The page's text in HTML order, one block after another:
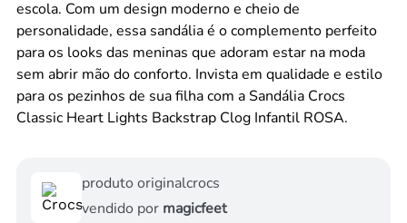
escola. Com um design moderno e cheio de
personalidade, essa sandália é o complemento perfeito
para os looks das meninas que adoram estar na moda
sem abrir mão do conforto. Invista em qualidade e estilo
para os pezinhos de sua filha com a Sandália Crocs
Classic Heart Lights Backstrap Clog Infantil ROSA.
produto originalcrocs
vendido por magicfeet